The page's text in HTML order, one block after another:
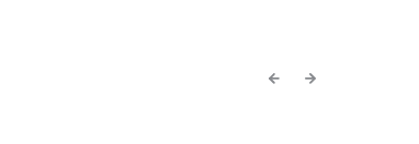
Previous
Next